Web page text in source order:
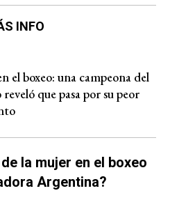
INFO
el boxeo: una campeona del
que pasa por su peor
la mujer en el boxeo
Argentina?